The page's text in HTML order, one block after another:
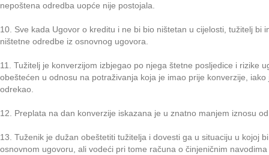
nepoštena odredba uopće nije postojala.
10. Sve kada Ugovor o kreditu i ne bi bio ništetan u cijelosti, tužitelj bi
ništetne odredbe iz osnovnog ugovora.
11. Tužitelj je konverzijom izbjegao po njega štetne posljedice i rizike
obeštećen u odnosu na potraživanja koja je imao prije konverzije,
odrekao.
12. Preplata na dan konverzije iskazana je u znatno manjem iznosu
13. Tuženik je dužan obeštetiti tužitelja i dovesti ga u situaciju u kojoj
osnovnom ugovoru, ali vodeći pri tome računa o činjeničnim